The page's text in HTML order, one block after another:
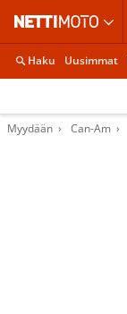
Haku Uusimmat
Myydään Can-Am